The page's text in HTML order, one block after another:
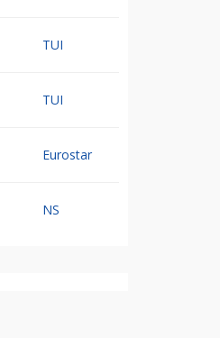
TUI
TUI
Eurostar
NS